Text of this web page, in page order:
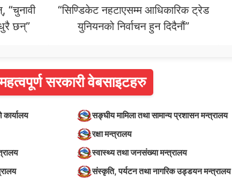
“चुनावी
छन्”
“सिण्डिकेट नहटाएसम्म आधिकारिक ट्रेड
युनियनको निर्वाचन हुन दिदैनौं”
सरकारी वेबसाइटहरु
कार्यालय सङ्घीय मामिला तथा सामान्य प्रशासन मन्त्रालय
रक्षा मन्त्रालय
स्वास्थ्य तथा जनसंख्या मन्त्रालय
संस्कृति, पर्यटन तथा नागरिक उड्डयन मन्त्रालय